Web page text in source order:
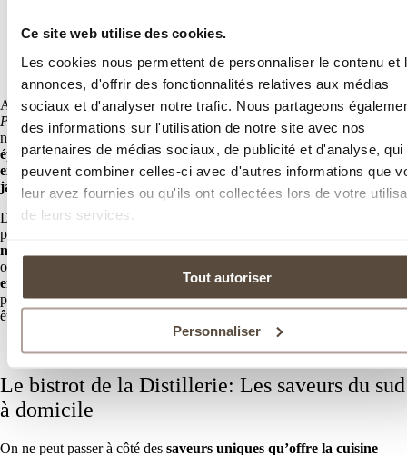
Ce site web utilise des cookies.
Les cookies nous permettent de personnaliser le contenu et
annonces, d'offrir des fonctionnalités relatives aux médias
sociaux et d'analyser notre trafic. Nous partageons
des informations sur l'utilisation de notre site avec nos
partenaires de médias sociaux, de publicité et d'analyse, qui
peuvent combiner celles-ci avec d'autres informations que
leur avez fournies ou qu'ils ont collectées lors de votre
de leurs services.
Tout autoriser
Personnaliser
Spa, restaurant gastronomique... des services
uniques pensés pour vous.
Afin de passer desmoments inoubliablesdans notrehôtel de charme
Pézenas
, le Distillerie de Pézenas vous propose ses services. Le spa de
notre établissementmêle modernité et tradition avec un décor
épuré. Vous pourrez vous exercer dans notrecouloir de nage
extérieur chauffée,puis vous détendre dans notrehammam et
jacuzzi
De plus, nous disposons de
profiterez des soins uniques qu’offrent nos masseurs… Notre
multi-sensoriel
offrira un moment hors du temps. Entre
enveloppants et points d’acupression,vous bénéficierez d’une
profonderelaxation physiques et psychique. Venez goûter au bien
être à la Distillerie de Pézenas …
Le bistrot de la Distillerie: Les saveurs du sud
à domicile
On ne peut passer à côté des saveurs uniques qu’offre la cuisine